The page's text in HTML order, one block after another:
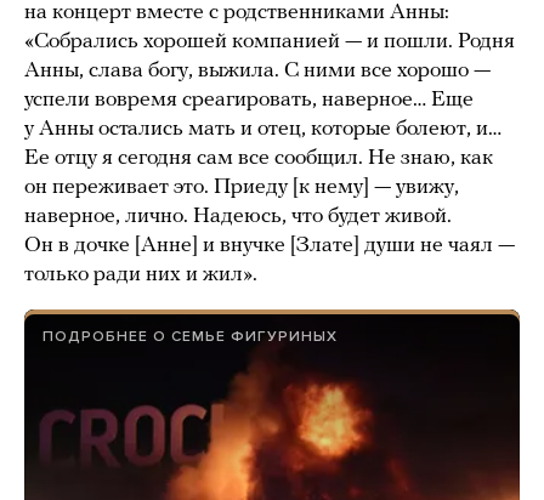
на концерт вместе с родственниками Анны:
«Собрались хорошей компанией — и пошли. Родня
Анны, слава богу, выжила. С ними все хорошо —
успели вовремя среагировать, наверное… Еще
у Анны остались мать и отец, которые болеют, и…
Ее отцу я сегодня сам все сообщил. Не знаю, как
он переживает это. Приеду [к нему] — увижу,
наверное, лично. Надеюсь, что будет живой.
Он в дочке [Анне] и внучке [Злате] души не чаял —
только ради них и жил».
ПОДРОБНЕЕ О СЕМЬЕ ФИГУРИНЫХ